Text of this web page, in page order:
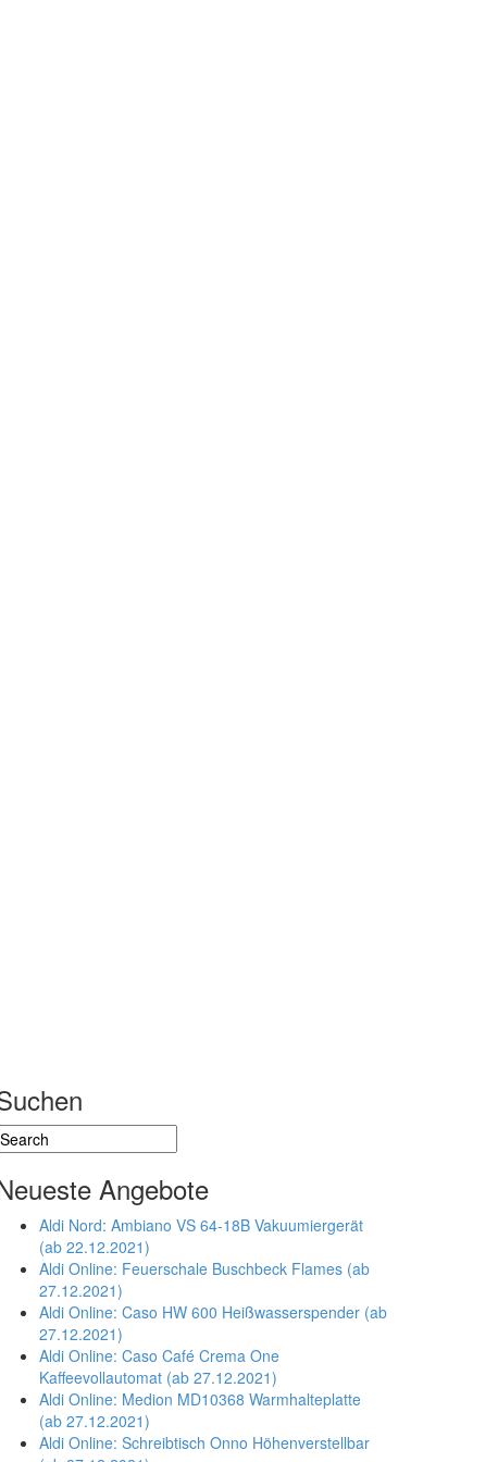
Angebote
Aldi Nord: Ambiano VS 64-18B Vakuumiergerät
(ab 22.12.2021)
Aldi Online: Feuerschale Buschbeck Flames (ab
27.12.2021)
Aldi Online: Caso HW 600 Heißwasserspender (ab
27.12.2021)
Aldi Online: Caso Café Crema One
Kaffeevollautomat (ab 27.12.2021)
Aldi Online: Medion MD10368 Warmhalteplatte
(ab 27.12.2021)
Aldi Online: Schreibtisch Onno Höhenverstellbar